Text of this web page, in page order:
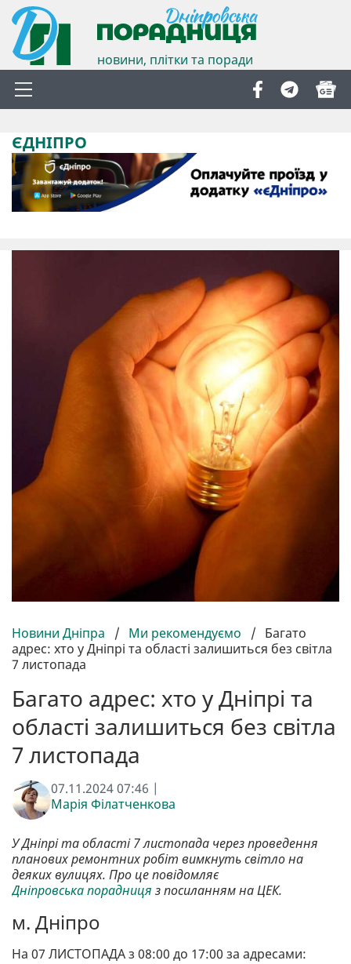
новини, плітки та поради
ЄДНІПРО
Новини Дніпра / Ми рекомендуємо / Багато
адрес: хто у Дніпрі та області залишиться без світла
7 листопада
Багато адрес: хто у Дніпрі та
області залишиться без світла
7 листопада
07.11.2024 07:46 |
Марія Філатченкова
У Дніпрі та області 7 листопада через проведення
планових ремонтних робіт вимкнуть світло на
деяких вулицях. Про це повідомляє
Дніпровська порадниця з посиланням на ЦЕК.
м. Дніпро
На 07 ЛИСТОПАДА з 08:00 до 17:00 за адресами: